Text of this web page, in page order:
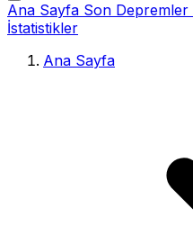
Ana Sayfa Son Depremler
İstatistikler
Ana Sayfa